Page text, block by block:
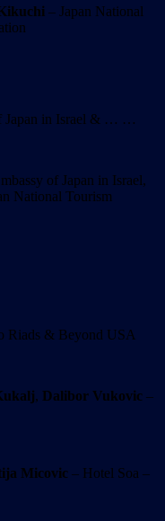
– Japan National
Japan in Israel & … …
of Japan in Israel,
National Tourism
Riads & Beyond USA
, Dalibor Vukovic–
Micovic – Hotel Soa –